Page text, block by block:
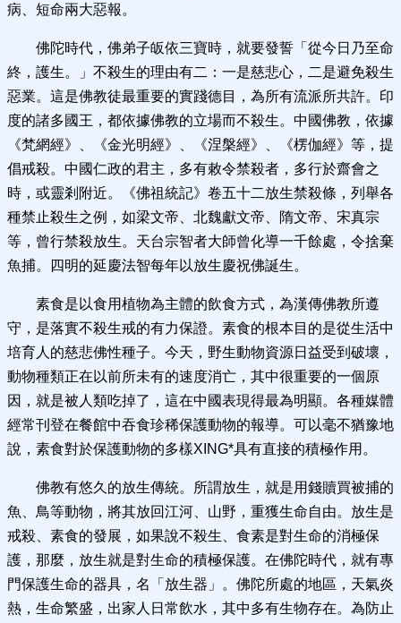
病、短命兩大惡報。
佛陀時代，佛弟子皈依三寶時，就要發誓「從今日乃至命
終，護生。」不殺生的理由有二：一是慈悲心，二是避免殺生
惡業。這是佛教徒最重要的實踐德目，為所有流派所共許。印
度的諸多國王，都依據佛教的立場而不殺生。中國佛教，依據
《梵網經》、《金光明經》、《涅槃經》、《楞伽經》等，提
倡戒殺。中國仁政的君主，多有敕令禁殺者，多行於齋會之
時，或靈剎附近。《佛祖統記》卷五十二放生禁殺條，列舉各
種禁止殺生之例，如梁文帝、北魏獻文帝、隋文帝、宋真宗
等，曾行禁殺放生。天台宗智者大師曾化導一千餘處，令捨棄
魚捕。四明的延慶法智每年以放生慶祝佛誕生。
素食是以食用植物為主體的飲食方式，為漢傳佛教所遵
守，是落實不殺生戒的有力保證。素食的根本目的是從生活中
培育人的慈悲佛性種子。今天，野生動物資源日益受到破壞，
動物種類正在以前所未有的速度消亡，其中很重要的一個原
因，就是被人類吃掉了，這在中國表現得最為明顯。各種媒體
經常刊登在餐館中吞食珍稀保護動物的報導。可以毫不猶豫地
說，素食對於保護動物的多樣XING*具有直接的積極作用。
佛教有悠久的放生傳統。所謂放生，就是用錢贖買被捕的
魚、鳥等動物，將其放回江河、山野，重獲生命自由。放生是
戒殺、素食的發展，如果說不殺生、食素是對生命的消極保
護，那麼，放生就是對生命的積極保護。在佛陀時代，就有專
門保護生命的器具，名「放生器」。佛陀所處的地區，天氣炎
熱，生命繁盛，出家人日常飲水，其中多有生物存在。為防止